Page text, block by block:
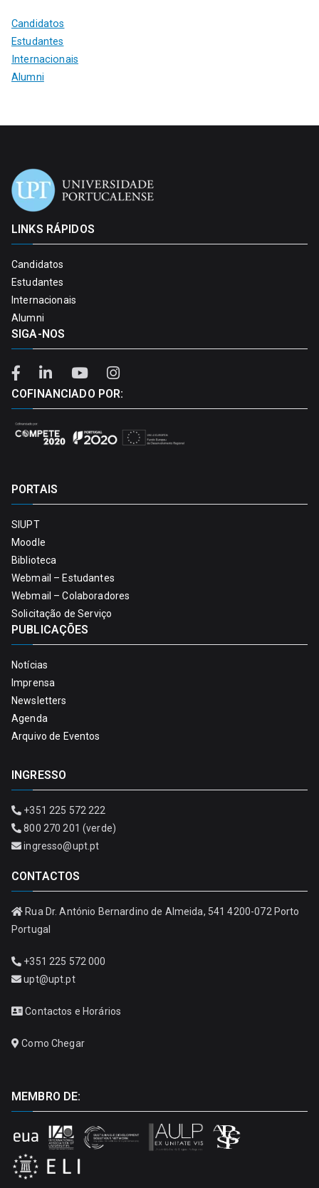
Candidatos
Estudantes
Internacionais
Alumni
LINKS RÁPIDOS
Candidatos
Estudantes
Internacionais
Alumni
SIGA-NOS
COFINANCIADO POR:
PORTAIS
SIUPT
Moodle
Biblioteca
Webmail – Estudantes
Webmail – Colaboradores
Solicitação de Serviço
PUBLICAÇÕES
Notícias
Imprensa
Newsletters
Agenda
Arquivo de Eventos
INGRESSO
+351 225 572 222
800 270 201 (verde)
ingresso@upt.pt
CONTACTOS
Rua Dr. António Bernardino de Almeida, 541 4200-072 Porto
Portugal
+351 225 572 000
upt@upt.pt
Contactos e Horários
Como Chegar
MEMBRO DE: